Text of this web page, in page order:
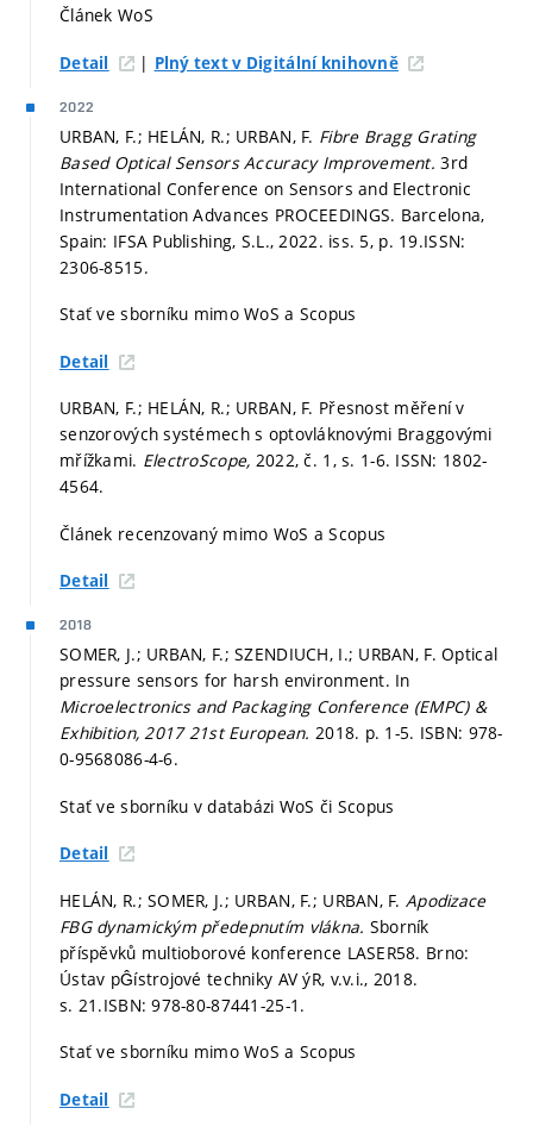
Článek WoS
Detail | Plný text v Digitální knihovně
2022
URBAN, F.; HELÁN, R.; URBAN, F. Fibre Bragg Grating
Based Optical Sensors Accuracy Improvement.3rd
International Conference on Sensors and Electronic
Instrumentation Advances PROCEEDINGS. Barcelona,
Spain: IFSA Publishing, S.L., 2022. iss. 5, p. 19.ISSN:
2306-8515.
Stať ve sborníku mimo WoS a Scopus
Detail
URBAN, F.; HELÁN, R.; URBAN, F. Přesnost měření v
senzorových systémech s optovláknovými Braggovými
mřížkami. ElectroScope, 2022, č. 1,s. 1-6. ISSN: 1802-
4564.
Článek recenzovaný mimo WoS a Scopus
Detail
2018
SOMER, J.; URBAN, F.; SZENDIUCH, I.; URBAN, F. Optical
pressure sensors for harsh environment. In
Microelectronics and Packaging Conference (EMPC) &
Exhibition, 2017 21st European. 2018. p. 1-5. ISBN: 978-
0-9568086-4-6.
Stať ve sborníku v databázi WoS či Scopus
Detail
HELÁN, R.; SOMER, J.; URBAN, F.; URBAN, F.Apodizace
FBG dynamickým předepnutím vlákna. Sborník
příspěvků multioborové konference LASER58. Brno:
Ústav pĜístrojové techniky AV ýR, v.v.i., 2018.
s. 21.ISBN: 978-80-87441-25-1.
Stať ve sborníku mimo WoS a Scopus
Detail